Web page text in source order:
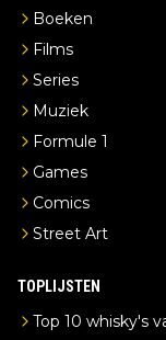
Boeken
Films
Series
Muziek
Formule 1
Games
Comics
Street Art
TOPLIJSTEN
Top 10 whisky's